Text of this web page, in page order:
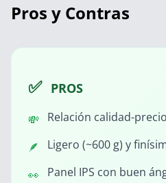
Pros y Contras
✅ PROS
💸
Relación calidad-
🪶
Ligero (~600 g) y
👀
Panel IPS con buen